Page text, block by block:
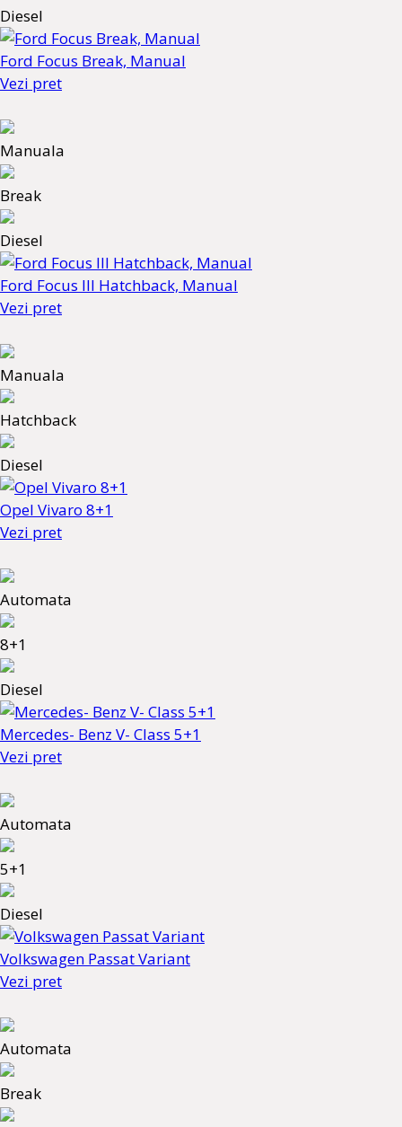
Diesel
Ford Focus Break, Manual
Vezi pret
Manuala
Break
Diesel
Ford Focus III Hatchback, Manual
Vezi pret
Manuala
Hatchback
Diesel
Opel Vivaro 8+1
Vezi pret
Automata
8+1
Diesel
Mercedes- Benz V- Class 5+1
Vezi pret
Automata
5+1
Diesel
Volkswagen Passat Variant
Vezi pret
Automata
Break